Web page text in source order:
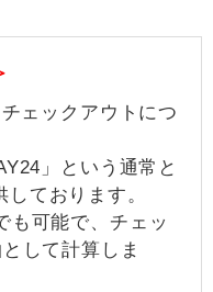
ェックアウトにつ
」という通常と
ております。
も可能で、チェッ
して計算しま